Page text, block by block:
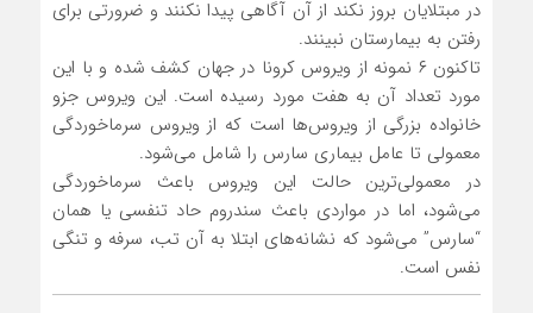
در مبتلایان بروز نکند از آن آگاهی پیدا نکنند و ضرورتی برای
رفتن به بیمارستان نبینند.
تاکنون ۶ نمونه از ویروس کرونا در جهان کشف شده و با این
مورد تعداد آن به هفت مورد رسیده است. این ویروس جزو
خانواده بزرگی از ویروس‌ها است که از ویروس سرماخوردگی
معمولی تا عامل بیماری سارس را شامل می‌شود.
در معمولی‌ترین حالت این ویروس باعث سرماخوردگی
می‌شود، اما در مواردی باعث سندروم حاد تنفسی یا همان
“سارس” می‌شود که نشانه‌های ابتلا به آن تب، سرفه و تنگی
نفس است.